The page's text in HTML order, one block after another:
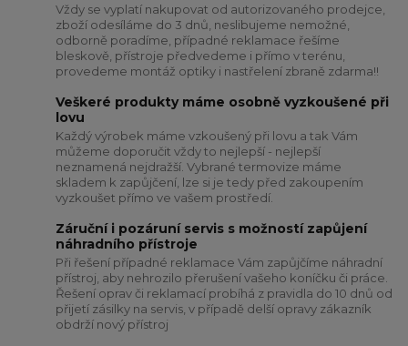
Vždy se vyplatí nakupovat od autorizovaného prodejce,
zboží odesíláme do 3 dnů, neslibujeme nemožné,
odborně poradíme, případné reklamace řešíme
bleskově, přístroje předvedeme i přímo v terénu,
provedeme montáž optiky i nastřelení zbraně zdarma!!
Veškeré produkty máme osobně vyzkoušené při
lovu
Každý výrobek máme vzkoušený při lovu a tak Vám
můžeme doporučit vždy to nejlepší - nejlepší
neznamená nejdražší. Vybrané termovize máme
skladem k zapůjčení, lze si je tedy před zakoupením
vyzkoušet přímo ve vašem prostředí.
Záruční i pozáruní servis s možností zapůjení
náhradního přístroje
Při řešení případné reklamace Vám zapůjčíme náhradní
přístroj, aby nehrozilo přerušení vašeho koníčku či práce.
Řešení oprav či reklamací probíhá z pravidla do 10 dnů od
přijetí zásilky na servis, v případě delší opravy zákazník
obdrží nový přístroj